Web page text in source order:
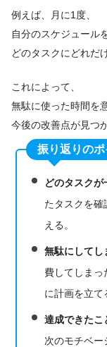
例えば、月に1度、
自分のスケジュール
どのタスクにどれだ
これによって、
無駄に使った時間を
今後の改善点が見つ
振り返りのポ
どのタスク
たタスクを
える。
無駄にしてし
費してしまっ
に計画を立て
達成できたこ
次のモチベー